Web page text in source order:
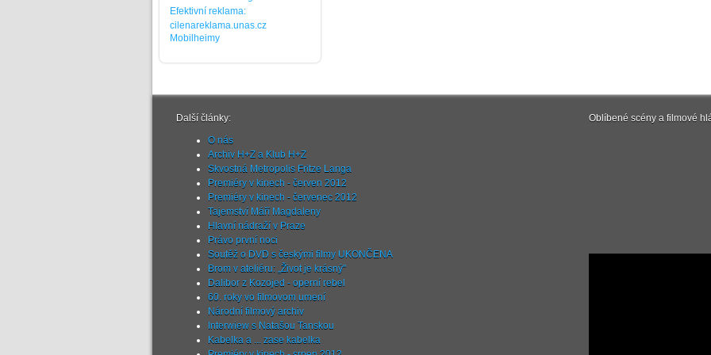
Efektivní reklama:
cilenareklama.unas.cz
Mobilheimy
Další články:
O nás
Archiv H+Z a Klub H+Z
Skvostná Metropolis Fritze Langa
Premiéry v kinech - červen 2012
Premiéry v kinech - červenec 2012
Tajemství Máří Magdaleny
Hlavní nádraží v Praze
Právo první noci
Soutěž o DVD s českými filmy UKONČENA
Brom v ateliéru: „Život je krásný"
Dalibor z Kozojed - operní rebel
60. roky vo filmovom umení
Národní filmový archiv
Interwiew s Natašou Tanskou
Kabelka a ... zase kabelka
Oblíbené scény a filmové